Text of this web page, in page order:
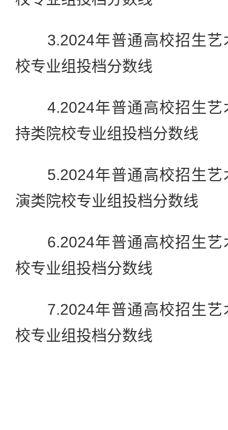
3.2024年普通高校招生艺
校专业组投档分数线
4.2024年普通高校招生艺
持类院校专业组投档分数线
5.2024年普通高校招生艺
演类院校专业组投档分数线
6.2024年普通高校招生艺
校专业组投档分数线
7.2024年普通高校招生艺
校专业组投档分数线